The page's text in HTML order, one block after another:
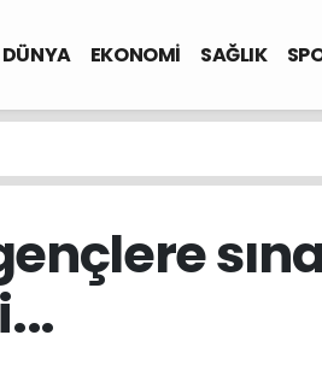
DÜNYA EKONOMİ SAĞLIK